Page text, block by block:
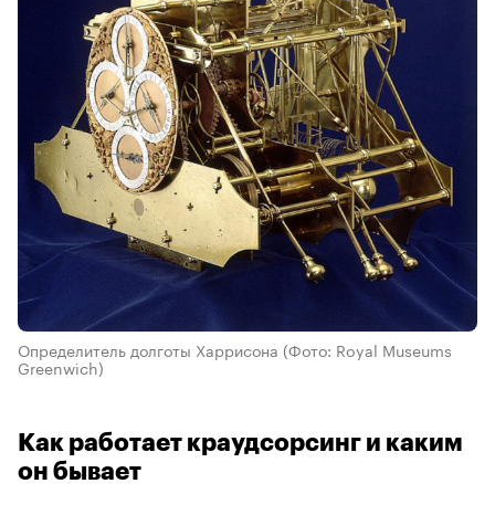
Определитель долготы Харрисона (Фото: Royal Museums
Greenwich)
Как работает краудсорсинг и каким
он бывает